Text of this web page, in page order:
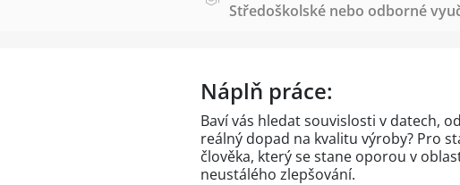
Středoškolské nebo odborné
Náplň práce:
Baví vás hledat souvislosti v datech,
reálný dopad na kvalitu výroby? Pro
člověka, který se stane oporou v
neustálého zlepšování.